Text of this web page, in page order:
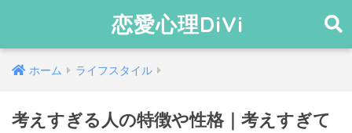
恋愛心理DiVi
ホーム ライフスタイル
考えすぎる人の特徴や性格｜考えすぎて